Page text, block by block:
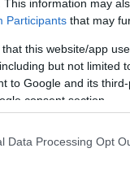
This information may
Participants that may
that this website/app
but not limited
to Google and its
consent section.
Data Processing Opt
PRONEWS.GR /
Βίντεο:
την
30.05.2026 |